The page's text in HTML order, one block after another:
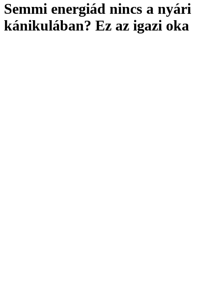
Semmi energiád nincs a nyári
kánikulában? Ez az igazi oka